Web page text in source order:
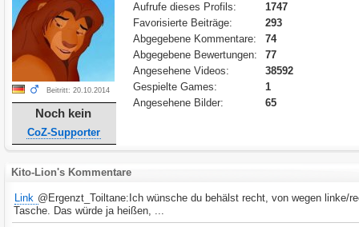
Beitritt: 20.10.2014
Noch kein
CoZ-Supporter
Aufrufe dieses Profils:
1747
Favorisierte Beiträge:
293
Abgegebene Kommentare:
74
Abgegebene Bewertungen:
77
Angesehene Videos:
38592
Gespielte Games:
1
Angesehene Bilder:
65
Kito-Lion's Kommentare
Link @Ergenzt_Toiltane:Ich wünsche du behälst recht, von wegen linke/
Tasche. Das würde ja heißen, ...